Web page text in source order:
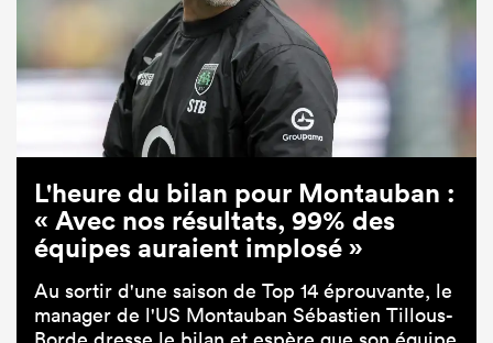
L'heure du bilan pour Montauban :
« Avec nos résultats, 99% des
équipes auraient implosé »
Au sortir d'une saison de Top 14 éprouvante, le
manager de l'US Montauban Sébastien Tillous-